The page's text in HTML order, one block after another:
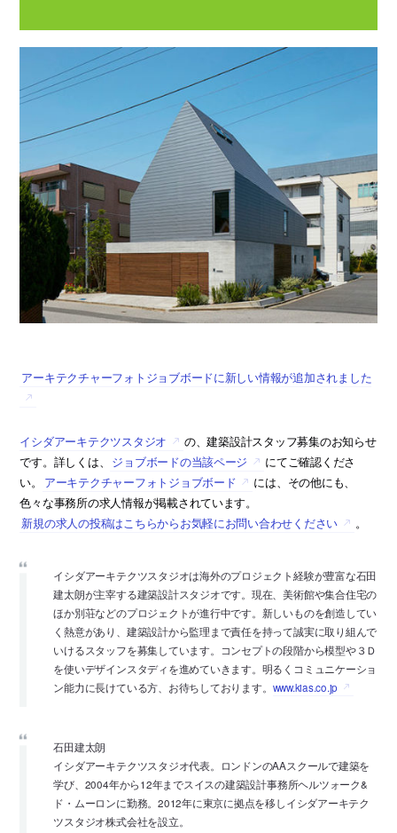
アーキテクチャーフォトジョブボードに新しい情報が追加されました
イシダアーキテクツスタジオ
の、建築設計スタッフ募集のお知らせ
です。詳しくは、
ジョブボードの当該ページ
にてご確認くださ
い。
アーキテクチャーフォトジョブボード
には、その他にも、
色々な事務所の求人情報が掲載されています。
新規の求人の投稿はこちらからお気軽にお問い合わせください
。
イシダアーキテクツスタジオは海外のプロジェクト経験が豊富な石田
建太朗が主宰する建築設計スタジオです。現在、美術館や集合住宅の
ほか別荘などのプロジェクトが進行中です。新しいものを創造してい
く熱意があり、建築設計から監理まで責任を持って誠実に取り組んで
いけるスタッフを募集しています。コンセプトの段階から模型や３Ｄ
を使いデザインスタディを進めていきます。明るくコミュニケーショ
ン能力に長けている方、お待ちしております。 www.kias.co.jp
石田建太朗
イシダアーキテクツスタジオ代表。ロンドンのAAスクールで建築を
学び、2004年から12年までスイスの建築設計事務所ヘルツォーク&
ド・ムーロンに勤務。2012年に東京に拠点を移しイシダアーキテク
ツスタジオ株式会社を設立。